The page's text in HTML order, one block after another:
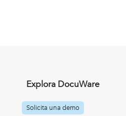
Explora DocuWare
Solicita una demo